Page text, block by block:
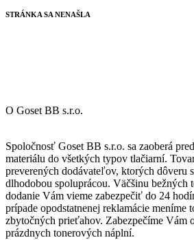
STRÁNKA SA NENAŠLA
O Goset BB s.r.o.
Spoločnosť Goset BB s.r.o. sa zaoberá
materiálu do všetkých typov tlačiarní.
preverených dodávateľov, ktorých dôveru
dlhodobou spoluprácou. Väčšinu bežných
dodanie Vám vieme zabezpečiť do 24
prípade opodstatnenej reklamácie meníme
zbytočných prieťahov. Zabezpečíme Vám
prázdnych tonerových náplní.